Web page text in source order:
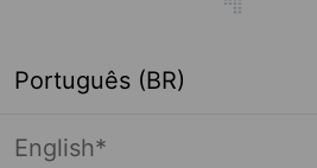
Português (BR)
English*